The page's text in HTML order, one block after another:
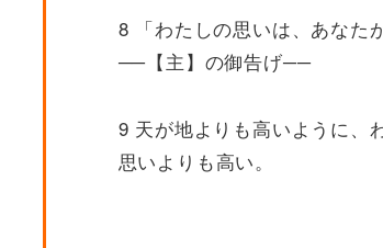
8 「わたしの思いは、あなた
──【主】の御告げ──
9 天が地よりも高いように、
思いよりも高い。